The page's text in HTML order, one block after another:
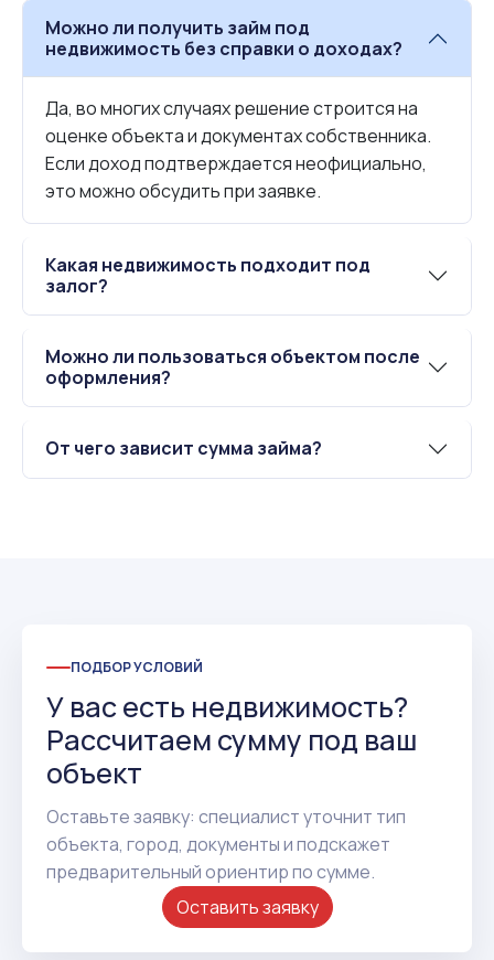
Можно ли получить займ под
недвижимость без справки о доходах?
Да, во многих случаях решение строится на
оценке объекта и документах собственника.
Если доход подтверждается неофициально,
это можно обсудить при заявке.
Какая недвижимость подходит под
залог?
Можно ли пользоваться объектом после
оформления?
От чего зависит сумма займа?
ПОДБОР УСЛОВИЙ
У вас есть недвижимость?
Рассчитаем сумму под ваш
объект
Оставьте заявку: специалист уточнит тип
объекта, город, документы и подскажет
предварительный ориентир по сумме.
Оставить заявку